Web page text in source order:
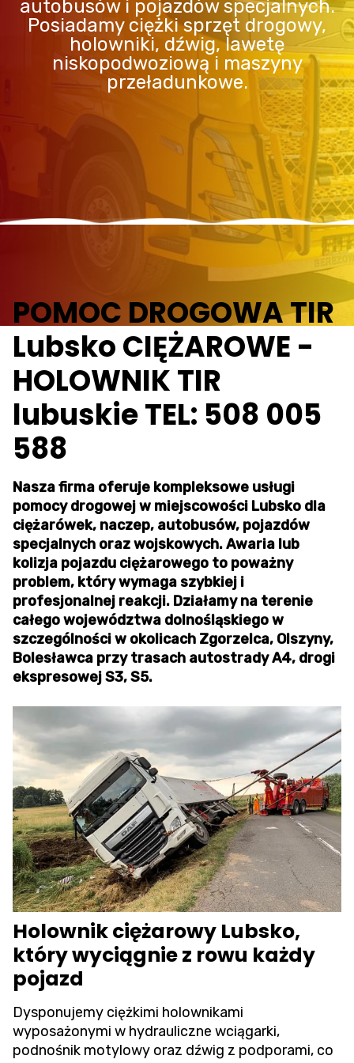
autobusów i pojazdów specjalnych.
Posiadamy ciężki sprzęt drogowy,
holowniki, dźwig, lawetę
niskopodwoziową i maszyny
przeładunkowe.
POMOC DROGOWA TIR
Lubsko CIĘŻAROWE -
HOLOWNIK TIR
lubuskie TEL: 508 005
588
Nasza firma oferuje kompleksowe usługi
pomocy drogowej w miejscowości Lubsko dla
ciężarówek, naczep, autobusów, pojazdów
specjalnych oraz wojskowych. Awaria lub
kolizja pojazdu ciężarowego to poważny
problem, który wymaga szybkiej i
profesjonalnej reakcji. Działamy na terenie
całego województwa dolnośląskiego w
szczególności w okolicach Zgorzelca, Olszyny,
Bolesławca przy trasach autostrady A4, drogi
ekspresowej S3, S5.
Holownik ciężarowy Lubsko,
który wyciągnie z rowu każdy
pojazd
Dysponujemy ciężkimi holownikami
wyposażonymi w hydrauliczne wciągarki,
podnośnik motylowy oraz dźwig z podporami, co